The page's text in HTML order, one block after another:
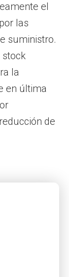
el
las
suministro.
stock
la
en última
de